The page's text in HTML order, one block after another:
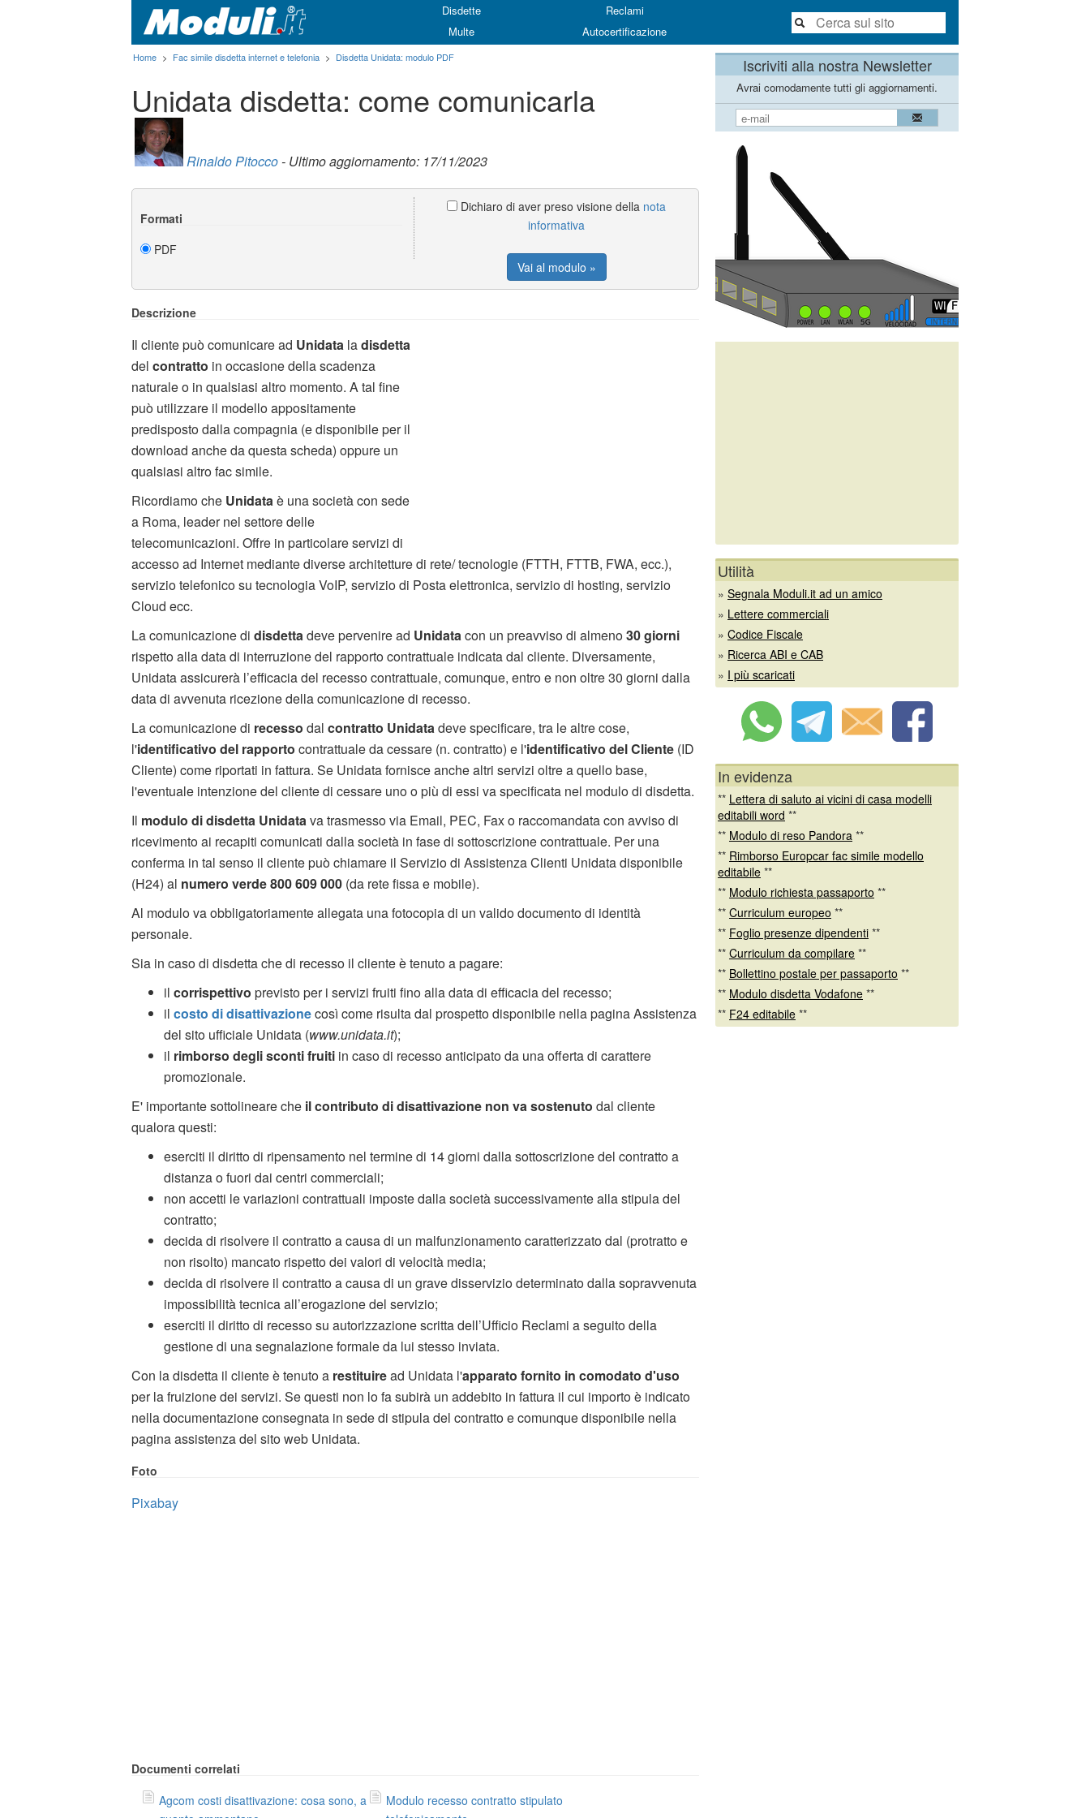
Disdette
Reclami
Multe
Autocertificazione
Home > Fac simile disdetta internet e telefonia > Disdetta Unidata: modulo PDF
Unidata disdetta: come comunicarla
Rinaldo Pitocco- Ultimo aggiornamento: 17/11/2023
Formati
PDF
Dichiaro di aver preso visione della nota
informativa
Vai al modulo »
Descrizione
Il cliente può comunicare ad Unidata ladisdetta
del contratto in occasione della scadenza
naturale o in qualsiasi altro momento. A tal fine
può utilizzare il modello appositamente
predisposto dalla compagnia (e disponibile per il
download anche da questa scheda) oppure un
qualsiasi altro fac simile.
Ricordiamo che Unidata è una società con sede
a Roma, leader nel settore delle
telecomunicazioni. Offre in particolare servizi di
accesso ad Internet mediante diverse architetture di rete/ tecnologie (FTTH, FTTB, FWA, ecc.),
servizio telefonico su tecnologia VoIP, servizio di Posta elettronica, servizio di hosting, servizio
Cloud ecc.
La comunicazione di disdetta deve pervenire ad Unidata con un preavviso di almeno30 giorni
rispetto alla data di interruzione del rapporto contrattuale indicata dal cliente. Diversamente,
Unidata assicurerà l’efficacia del recesso contrattuale, comunque, entro e non oltre 30 giorni dalla
data di avvenuta ricezione della comunicazione di recesso.
La comunicazione di recesso dal contratto Unidata deve specificare, tra le altre cose,
l'identificativo del rapporto contrattuale da cessare (n. contratto) e l'identificativo del Cliente (ID
Cliente) come riportati in fattura. Se Unidata fornisce anche altri servizi oltre a quello base,
l'eventuale intenzione del cliente di cessare uno o più di essi va specificata nel modulo di disdetta.
Il modulo di disdetta Unidata va trasmesso via Email, PEC, Fax o raccomandata con avviso di
ricevimento ai recapiti comunicati dalla società in fase di sottoscrizione contrattuale. Per una
conferma in tal senso il cliente può chiamare il Servizio di Assistenza Clienti Unidata disponibile
(H24) al numero verde 800 609 000 (da rete fissa e mobile).
Al modulo va obbligatoriamente allegata una fotocopia di un valido documento di identità
personale.
Sia in caso di disdetta che di recesso il cliente è tenuto a pagare:
il corrispettivo previsto per i servizi fruiti fino alla data di efficacia del recesso;
il costo di disattivazionecosì come risulta dal prospetto disponibile nella pagina Assistenza
del sito ufficiale Unidata (www.unidata.it);
il rimborso degli sconti fruiti in caso di recesso anticipato da una offerta di carattere
promozionale.
E' importante sottolineare che il contributo di disattivazione non va sostenuto dal cliente
qualora questi:
eserciti il diritto di ripensamento nel termine di 14 giorni dalla sottoscrizione del contratto a
distanza o fuori dai centri commerciali;
non accetti le variazioni contrattuali imposte dalla società successivamente alla stipula del
contratto;
decida di risolvere il contratto a causa di un malfunzionamento caratterizzato dal (protratto e
non risolto) mancato rispetto dei valori di velocità media;
decida di risolvere il contratto a causa di un grave disservizio determinato dalla sopravvenuta
impossibilità tecnica all’erogazione del servizio;
eserciti il diritto di recesso su autorizzazione scritta dell’Ufficio Reclami a seguito della
gestione di una segnalazione formale da lui stesso inviata.
Con la disdetta il cliente è tenuto a restituiread Unidata l'apparato fornito in comodato d'uso
per la fruizione dei servizi. Se questi non lo fa subirà un addebito in fattura il cui importo è indicato
nella documentazione consegnata in sede di stipula del contratto e comunque disponibile nella
pagina assistenza del sito web Unidata.
Foto
Pixabay
Documenti correlati
Agcom costi disattivazione: cosa sono, a
Modulo recesso contratto stipulato
Iscriviti alla nostra Newsletter
Avrai comodamente tutti gli aggiornamenti.
Utilità
» Segnala Moduli.it ad un amico
» Lettere commerciali
» Codice Fiscale
» Ricerca ABI e CAB
» I più scaricati
In evidenza
** Lettera di saluto ai vicini di casa modelli
editabili word **
** Modulo di reso Pandora **
** Rimborso Europcar fac simile modello
editabile **
** Modulo richiesta passaporto **
** Curriculum europeo **
** Foglio presenze dipendenti **
** Curriculum da compilare **
** Bollettino postale per passaporto **
** Modulo disdetta Vodafone **
** F24 editabile **